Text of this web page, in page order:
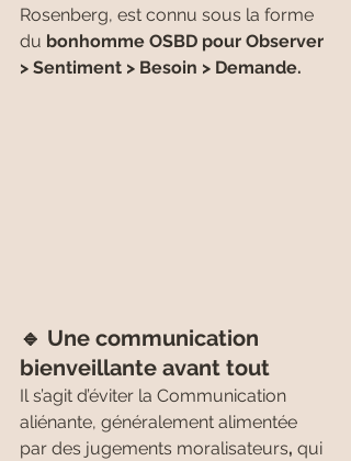
Rosenberg, est connu sous la forme
du bonhomme OSBD pour Observer
> Sentiment > Besoin > Demande.
🔹 Une communication
bienveillante avant tout
Il s’agit d’éviter la Communication
aliénante, généralement alimentée
par des jugements moralisateurs, qui